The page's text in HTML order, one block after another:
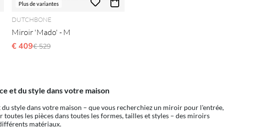
Plus de variantes
DUTCHBONE
Miroir 'Mado' - M
€ 409Prix régulier:
€ 529
et du style dans votre maison
style dans votre maison – que vous recherchiez un miroir pour l'entrée,
les pièces dans toutes les formes, tailles et styles – des miroirs
matériaux.